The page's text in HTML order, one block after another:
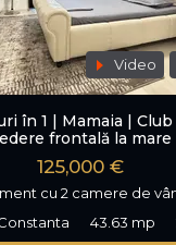
Video
în 1 | Mamaia | Club
frontală la mare
125,000 €
cu 2 camere de
43.63 mp